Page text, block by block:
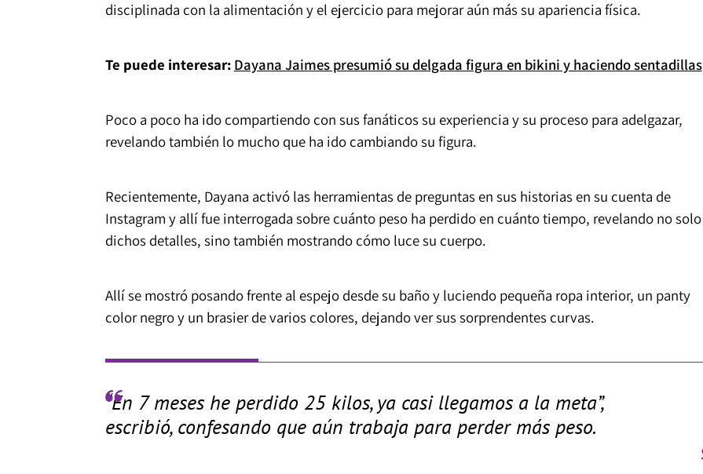
disciplinada con la alimentación y el ejercicio para mejorar aún más su apariencia física.
Te puede interesar: Dayana Jaimes presumió su delgada figura en bikini y haciendo sentadillas
Poco a poco ha ido compartiendo con sus fanáticos su experiencia y su proceso para adelgazar,
revelando también lo mucho que ha ido cambiando su figura.
Recientemente, Dayana activó las herramientas de preguntas en sus historias en su cuenta de
Instagram y allí fue interrogada sobre cuánto peso ha perdido en cuánto tiempo, revelando no solo
dichos detalles, sino también mostrando cómo luce su cuerpo.
Allí se mostró posando frente al espejo desde su baño y luciendo pequeña ropa interior, un panty
color negro y un brasier de varios colores, dejando ver sus sorprendentes curvas.
“En 7 meses he perdido 25 kilos, ya casi llegamos a la meta”,
escribió, confesando que aún trabaja para perder más peso.